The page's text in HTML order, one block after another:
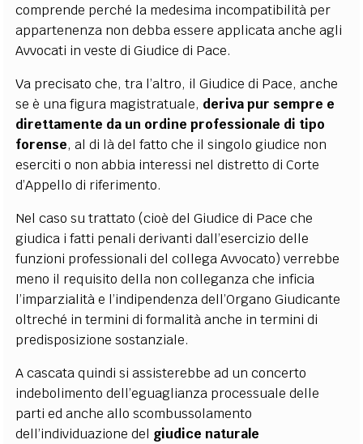
comprende perché la medesima incompatibilità per
appartenenza non debba essere applicata anche agli
Avvocati in veste di Giudice di Pace.
Va precisato che, tra l’altro, il Giudice di Pace, anche
se è una figura magistratuale, deriva pur sempre e
direttamente da un ordine professionale di tipo
forense, al di là del fatto che il singolo giudice non
eserciti o non abbia interessi nel distretto di Corte
d’Appello di riferimento.
Nel caso su trattato (cioè del Giudice di Pace che
giudica i fatti penali derivanti dall’esercizio delle
funzioni professionali del collega Avvocato) verrebbe
meno il requisito della non colleganza che inficia
l’imparzialità e l’indipendenza dell’Organo Giudicante
oltreché in termini di formalità anche in termini di
predisposizione sostanziale.
A cascata quindi si assisterebbe ad un concerto
indebolimento dell’eguaglianza processuale delle
parti ed anche allo scombussolamento
dell’individuazione del giudice naturale